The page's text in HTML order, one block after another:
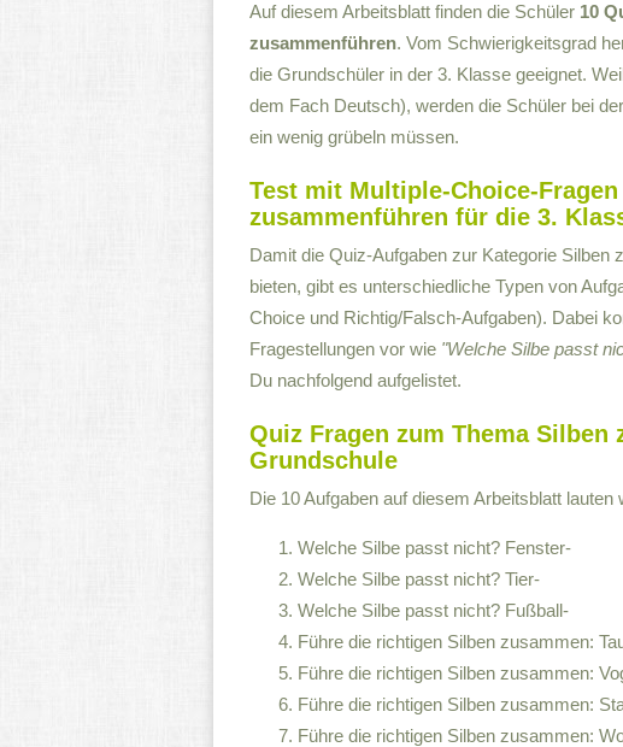
Auf diesem Arbeitsblatt finden die Schüler 10
zusammenführen. Vom Schwierigkeitsgrad
die Grundschüler in der 3. Klasse geeignet.
dem Fach Deutsch), werden die Schüler bei
ein wenig grübeln müssen.
Test mit Multiple-Choice-
zusammenführen für die 3.
Damit die Quiz-Aufgaben zur Kategorie Silben
bieten, gibt es unterschiedliche Typen von
Choice und Richtig/Falsch-Aufgaben). Dabei
Fragestellungen vor wie "Welche Silbe passt
Du nachfolgend aufgelistet.
Quiz Fragen zum Thema
Grundschule
Die 10 Aufgaben auf diesem Arbeitsblatt lauten
Welche Silbe passt nicht? Fenster-
Welche Silbe passt nicht? Tier-
Welche Silbe passt nicht? Fußball-
Führe die richtigen Silben zusammen:
Führe die richtigen Silben zusammen:
Führe die richtigen Silben zusammen:
Führe die richtigen Silben zusammen: